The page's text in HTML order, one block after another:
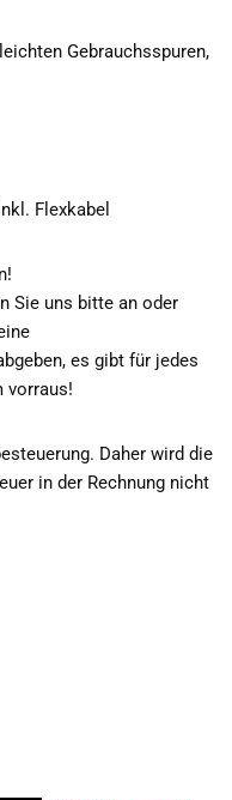
Gebrauchsspuren,
Flexkabel
Sie uns bitte an oder
es gibt für jedes
vorraus!
Daher wird die
in der Rechnung nicht